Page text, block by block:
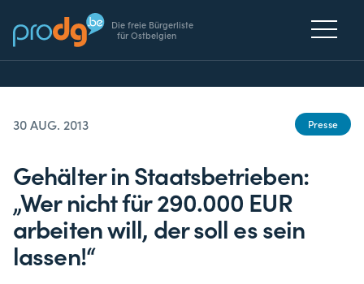
Die freie Bürgerliste
für Ostbelgien
30 AUG. 2013 Presse
Gehälter in Staatsbetrieben:
„Wer nicht für 290.000 EUR
arbeiten will, der soll es sein
lassen!“